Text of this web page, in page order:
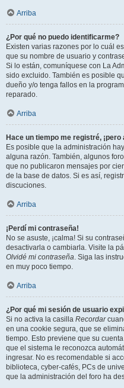
Arriba
¿Por qué no puedo identificarme?
Existen varias razones por lo cuál
que su nombre de usuario y
Si lo están, comuníquese con La
sido excluido. También es posible
dueño y/o tenga fallos en la
reparado.
Arriba
Hace un tiempo me registré,
Es posible que la administración
alguna razón. También, algunos
que no publicaron mensajes por
de la base de datos. Si es así,
discuciones.
Arriba
¡Perdí mi contraseña!
No se asuste, ¡calma! Si su
desactivarla o cambiarla. Visite la
Olvidé mi contraseña. Siga las
en muy poco tiempo.
Arriba
¿Por qué mi sesión de usuario
Si no activa la casilla Recordar
en una cookie segura, que se
tiempo. Esto previene que su
que el sistema le reconozca
ingresar. No es recomendable si
biblioteca, cyber-cafés, PCs de
que la administración del foro ha